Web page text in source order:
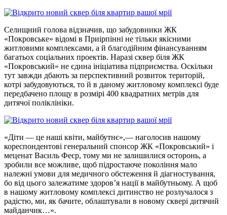
Селищний голова відзначив, що забудовники ЖК
«Покровське» відомі в Приірпінні не тільки якісними
житловими комплексами, а й благодійним фінансуванням
багатьох соціальних проектів. Наразі сквер біля ЖК
«Покровський» не єдина ініціатива підприємства. Оскільки
тут завжди дбають за перспективний розвиток територій,
котрі забудовуються, то й в даному житловому комплексі буде
передбачено площу в розмірі 400 квадратних метрів для
дитячої поліклініки.
«Діти — це наші квіти, майбутнє»,— наголосив нашому
кореспондентові генеральний спонсор ЖК «Покровський» і
меценат Василь Феєр, тому ми не залишилися осторонь, а
зробили все можливе, щоб підростаюче покоління мало
належні умови для медичного обстеження й діагностування,
бо від цього залежатиме здоров’я нації в майбутньому. А щоб
в нашому житловому комплексі дитинство не розлучалося з
радістю, ми, як бачите, облаштували в новому сквері дитячий
майданчик…».